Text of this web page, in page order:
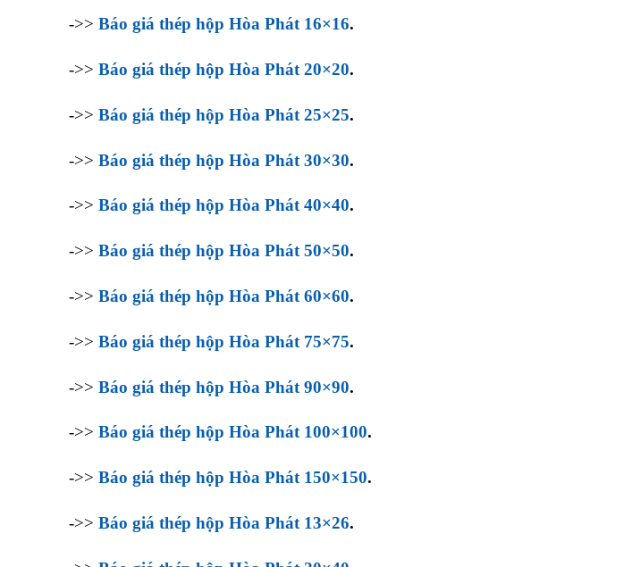
->> Báo giá thép hộp Hòa Phát 16×16.
->> Báo giá thép hộp Hòa Phát 20×20.
->> Báo giá thép hộp Hòa Phát 25×25.
->> Báo giá thép hộp Hòa Phát 30×30.
->> Báo giá thép hộp Hòa Phát 40×40.
->> Báo giá thép hộp Hòa Phát 50×50.
->> Báo giá thép hộp Hòa Phát 60×60.
->> Báo giá thép hộp Hòa Phát 75×75.
->> Báo giá thép hộp Hòa Phát 90×90.
->> Báo giá thép hộp Hòa Phát 100×100.
->> Báo giá thép hộp Hòa Phát 150×150.
->> Báo giá thép hộp Hòa Phát 13×26.